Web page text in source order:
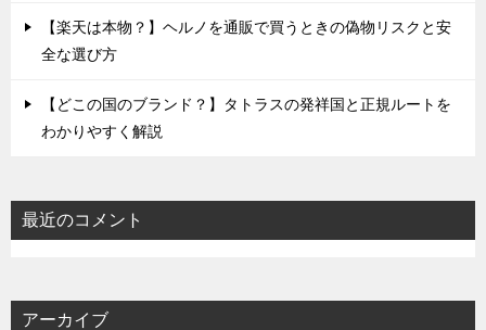
【楽天は本物？】ヘルノを通販で買うときの偽物リスクと安
全な選び方
【どこの国のブランド？】タトラスの発祥国と正規ルートを
わかりやすく解説
最近のコメント
アーカイブ